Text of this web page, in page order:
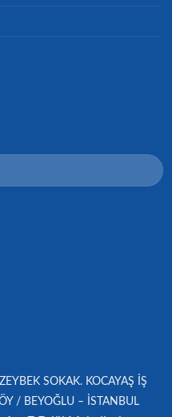
SOKAK. KOCAYAŞ İŞ
/ BEYOĞLU – İSTANBUL